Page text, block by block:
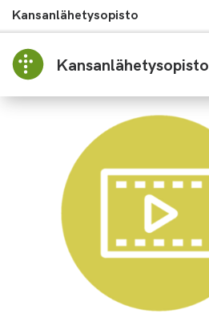
Kansanlähetysopisto
Kansanlähetysopisto